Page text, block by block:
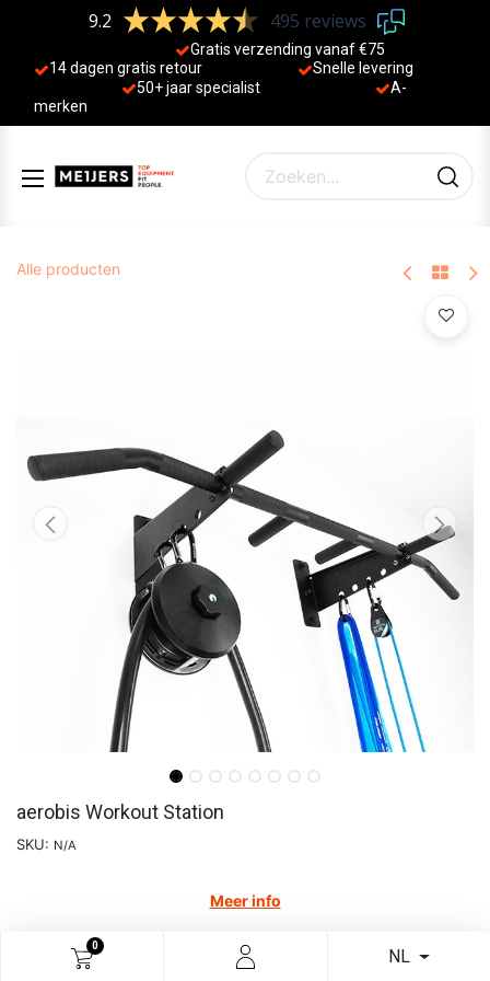
0
NL
9.2 495 reviews
Gratis verzending vanaf €75
14 dagen gratis retour
Sne lle levering
50+ jaar specialist
A-
merken
Alle producten
aerobis Workout Station
SKU: N/A
Meer info
156,20